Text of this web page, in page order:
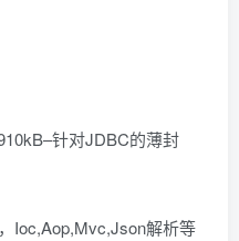
针对JDBC的薄封
Ioc,Aop,Mvc,Json解析等